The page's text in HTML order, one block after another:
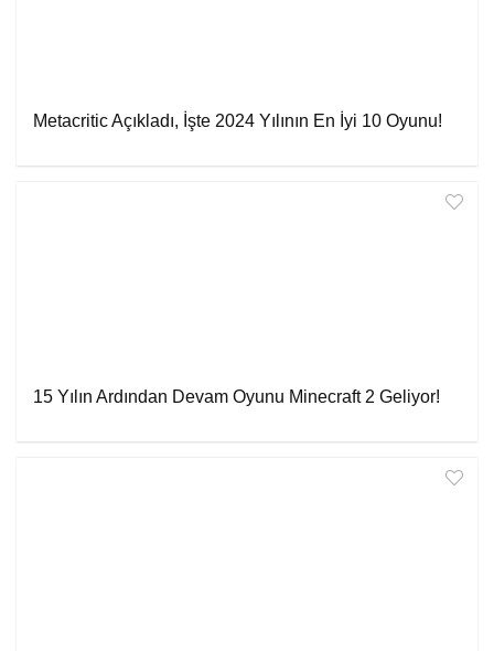
Metacritic Açıkladı, İşte 2024 Yılının En İyi 10 Oyunu!
15 Yılın Ardından Devam Oyunu Minecraft 2 Geliyor!